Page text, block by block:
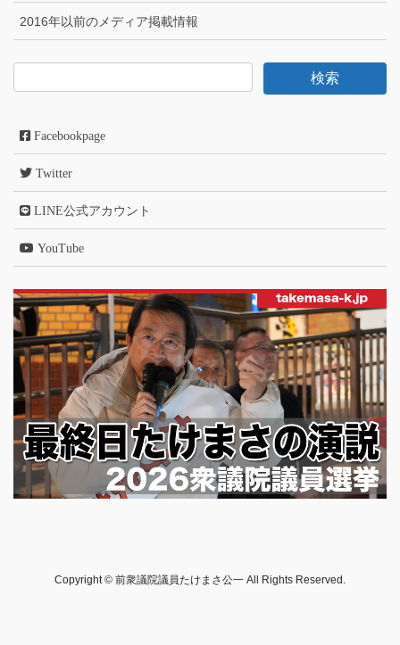
2016年以前のメディア掲載情報
Facebookpage
Twitter
LINE公式アカウント
YouTube
Copyright © 前衆議院議員たけまさ公一 All Rights Reserved.